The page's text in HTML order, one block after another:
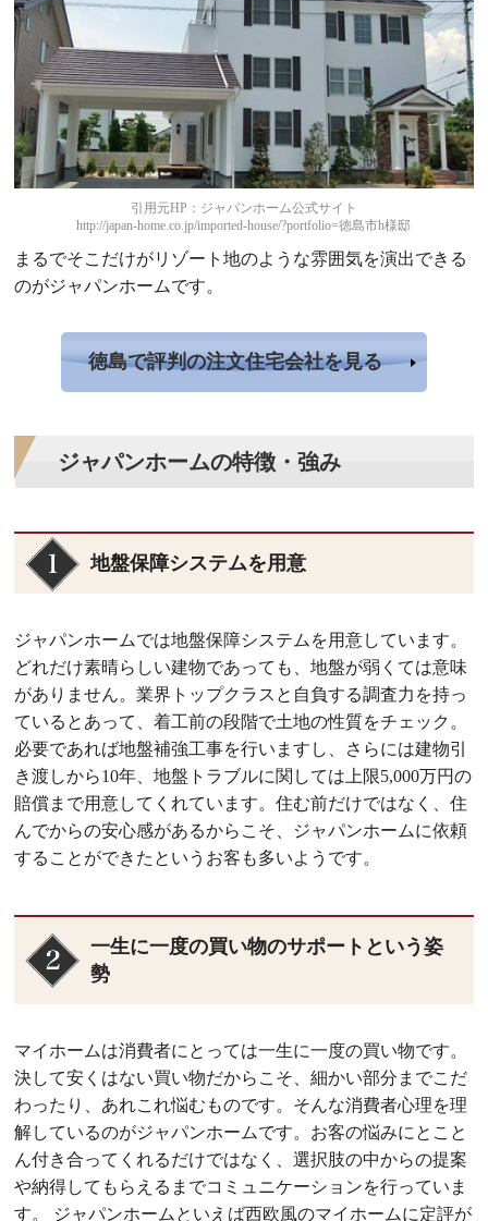
引用元HP：ジャパンホーム公式サイト
http://japan-home.co.jp/imported-house/?portfolio=徳島市h様邸
まるでそこだけがリゾート地のような雰囲気を演出できる
のがジャパンホームです。
徳島で評判の注文住宅会社を見る
ジャパンホームの特徴・強み
地盤保障システムを用意
ジャパンホームでは地盤保障システムを用意しています。
どれだけ素晴らしい建物であっても、地盤が弱くては意味
がありません。業界トップクラスと自負する調査力を持っ
ているとあって、着工前の段階で土地の性質をチェック。
必要であれば地盤補強工事を行いますし、さらには建物引
き渡しから10年、地盤トラブルに関しては上限5,000万円の
賠償まで用意してくれています。住む前だけではなく、住
んでからの安心感があるからこそ、ジャパンホームに依頼
することができたというお客も多いようです。
一生に一度の買い物のサポートという姿
勢
マイホームは消費者にとっては一生に一度の買い物です。
決して安くはない買い物だからこそ、細かい部分までこだ
わったり、あれこれ悩むものです。そんな消費者心理を理
解しているのがジャパンホームです。お客の悩みにとこと
ん付き合ってくれるだけではなく、選択肢の中からの提案
や納得してもらえるまでコミュニケーションを行っていま
す。 ジャパンホームといえば西欧風のマイホームに定評が